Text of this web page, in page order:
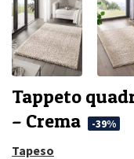
Tappeto
– Crema
-39%
Tapeso